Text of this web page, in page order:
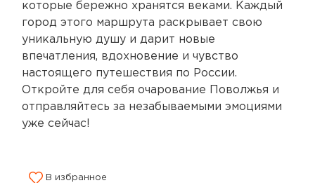
которые бережно хранятся веками. Каждый
город этого маршрута раскрывает свою
уникальную душу и дарит новые
впечатления, вдохновение и чувство
настоящего путешествия по России.
Откройте для себя очарование Поволжья и
отправляйтесь за незабываемыми эмоциями
уже сейчас!
В избранное